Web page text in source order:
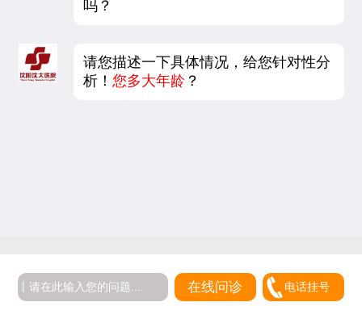
吗？
请您描述一下具体情况，给您针对性分
析！您多大年龄 ？
在线问诊 电话挂号